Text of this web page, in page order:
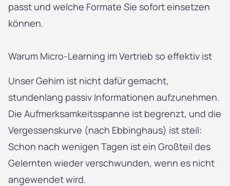
passt und welche Formate Sie sofort einsetzen
können.
Warum Micro-Learning im Vertrieb so effektiv ist
Unser Gehirn ist nicht dafür gemacht,
stundenlang passiv Informationen aufzunehmen.
Die Aufmerksamkeitsspanne ist begrenzt, und die
Vergessenskurve (nach Ebbinghaus) ist steil:
Schon nach wenigen Tagen ist ein Großteil des
Gelernten wieder verschwunden, wenn es nicht
angewendet wird.